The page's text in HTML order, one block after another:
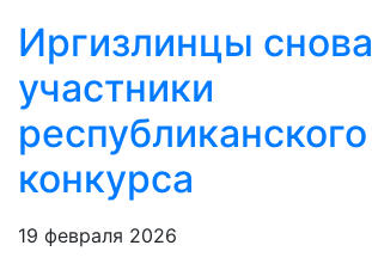
Иргизлинцы снова
участники
республиканского
конкурса
19 февраля 2026